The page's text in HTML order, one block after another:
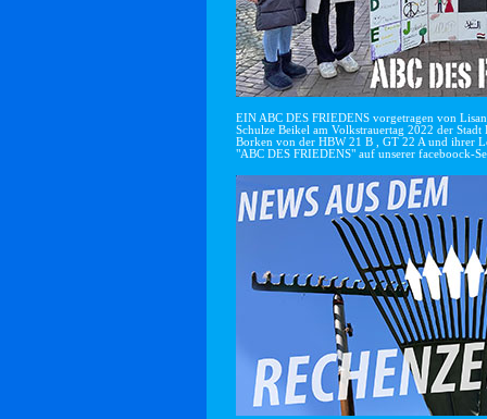
EIN ABC DES FRIEDENS vorgetragen von
Schulze Beikel am Volkstrauertag 2022 der
Borken von der HBW 21 B , GT 22 A und ihrer
"ABC DES FRIEDENS" auf unserer faceboock-